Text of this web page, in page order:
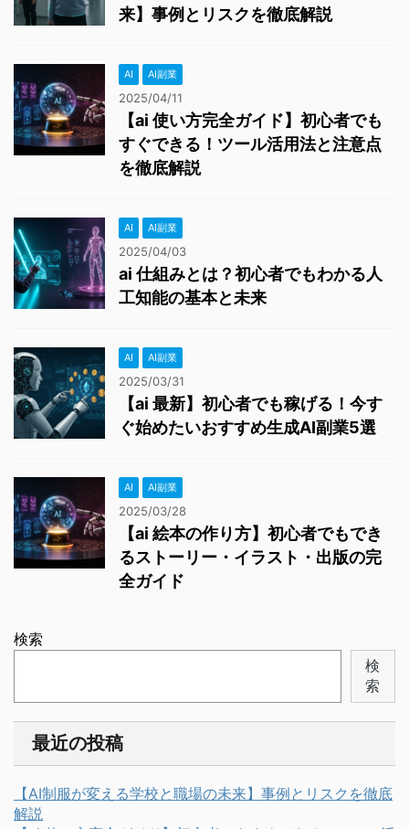
来】事例とリスクを徹底解説
AI AI副業
2025/04/11
【ai 使い方完全ガイド】初心者でも
すぐできる！ツール活用法と注意点
を徹底解説
AI AI副業
2025/04/03
ai 仕組みとは？初心者でもわかる人
工知能の基本と未来
AI AI副業
2025/03/31
【ai 最新】初心者でも稼げる！今す
ぐ始めたいおすすめ生成AI副業5選
AI AI副業
2025/03/28
【ai 絵本の作り方】初心者でもでき
るストーリー・イラスト・出版の完
全ガイド
検索
検
索
最近の投稿
【AI制服が変える学校と職場の未来】事例とリスクを徹底
解説